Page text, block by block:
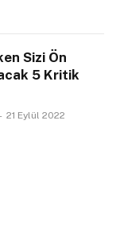
Sizi Ön
5 Kritik
21 Eylül 2022